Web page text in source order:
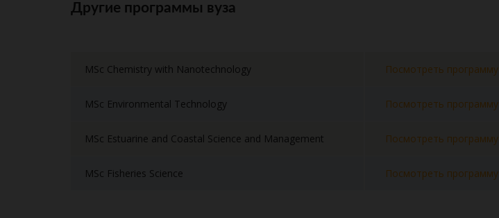
Другие программы вуза
MSc Chemistry with Nanotechnology Посмотреть программу
MSc Environmental Technology Посмотреть программу
MSc Estuarine and Coastal Science and Management Посмотреть программу
MSc Fisheries Science Посмотреть программу